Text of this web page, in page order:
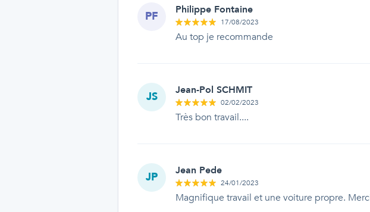
PF Philippe Fontaine
17/08/2023
Au top je recommande
JS Jean-Pol SCHMIT
02/02/2023
Très bon travail....
JP Jean Pede
24/01/2023
Magnifique travail et une voiture propre.